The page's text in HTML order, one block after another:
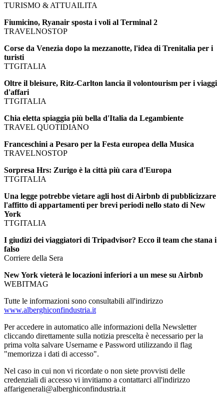
TURISMO & ATTUAILITA
Fiumicino, Ryanair sposta i voli al Terminal 2
TRAVELNOSTOP
Corse da Venezia dopo la mezzanotte, l'idea di Trenitalia per i
turisti
TTGITALIA
Oltre il bleisure, Ritz-Carlton lancia il volontourism per i viaggi
d'affari
TTGITALIA
Chia eletta spiaggia più bella d'Italia da Legambiente
TRAVEL QUOTIDIANO
Franceschini a Pesaro per la Festa europea della Musica
TRAVELNOSTOP
Sorpresa Hrs: Zurigo è la città più cara d'Europa
TTGITALIA
Una legge potrebbe vietare agli host di Airbnb di pubblicizzare
l'affitto di appartamenti per brevi periodi nello stato di New
York
TTGITALIA
I giudizi dei viaggiatori di Tripadvisor? Ecco il team che stana i
falso
Corriere della Sera
New York vieterà le locazioni inferiori a un mese su Airbnb
WEBITMAG
Tutte le informazioni sono consultabili all'indirizzo
www.alberghiconfindustria.it
Per accedere in automatico alle informazioni della Newsletter
cliccando direttamente sulla notizia prescelta è necessario per la
prima volta salvare Username e Password utilizzando il flag
"memorizza i dati di accesso".
Nel caso in cui non vi ricordate o non siete provvisti delle
credenziali di accesso vi invitiamo a contattarci all'indirizzo
affarigenerali@alberghiconfindustria.it